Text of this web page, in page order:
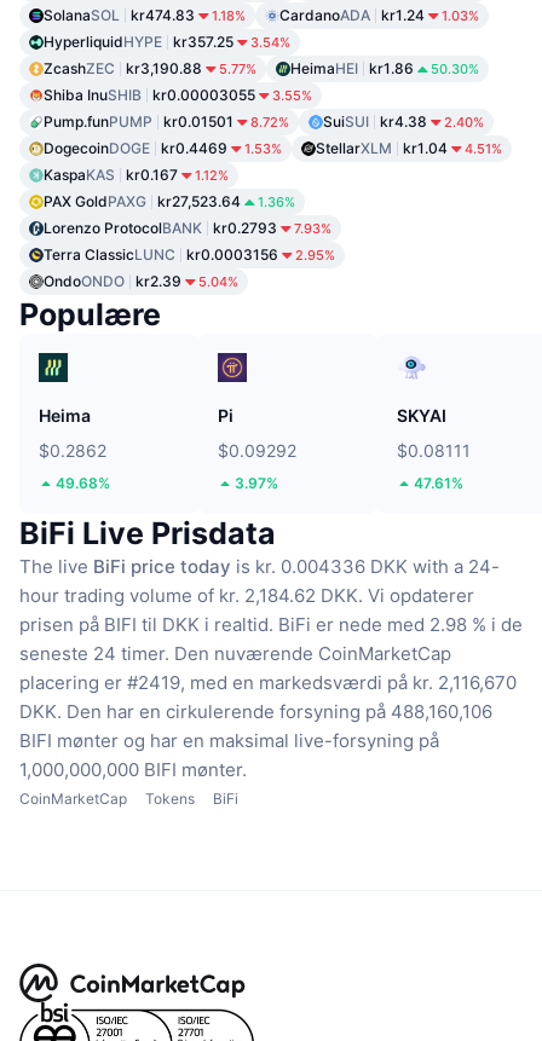
SolanaSOL kr474.83 1.18% CardanoADA kr1.24 1.03%
HyperliquidHYPE kr357.25 3.54%
ZcashZEC kr3,190.88 5.77% HeimaHEI kr1.86 50.30%
Shiba InuSHIB kr0.00003055 3.55%
Pump.funPUMP kr0.01501 8.72% SuiSUI kr4.38 2.40%
DogecoinDOGE kr0.4469 1.53% StellarXLM kr1.04 4.51%
KaspaKAS kr0.167 1.12%
PAX GoldPAXG kr27,523.64 1.36%
Lorenzo ProtocolBANK kr0.2793 7.93%
Terra ClassicLUNC kr0.0003156 2.95%
OndoONDO kr2.39 5.04%
Populære
Heima
$0.2862
49.68%
Pi
$0.09292
3.97%
SKYAI
$0.08111
47.61%
BiFi Live Prisdata
The live BiFi price today is kr. 0.004336 DKK with a 24-
hour trading volume of kr. 2,184.62 DKK. Vi opdaterer
prisen på BIFI til DKK i realtid. BiFi er nede med 2.98 % i de
seneste 24 timer. Den nuværende CoinMarketCap
placering er #2419, med en markedsværdi på kr. 2,116,670
DKK. Den har en cirkulerende forsyning på 488,160,106
BIFI mønter og har en maksimal live-forsyning på
1,000,000,000 BIFI mønter.
CoinMarketCap Tokens BiFi